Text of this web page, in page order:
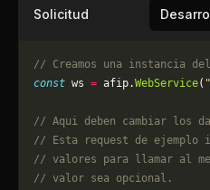
Solicitud
// Creamos una instancia
const ws = afip.WebService(
// Aqui deben cambiar los
// Esta request de ejemplo
// valores para llamar al
// valor sea opcional.